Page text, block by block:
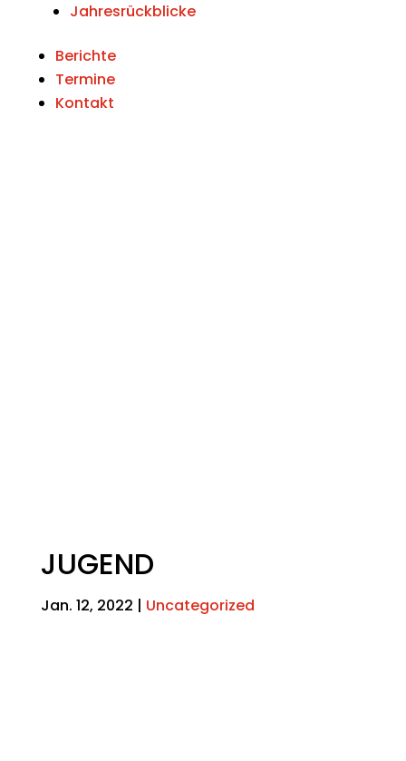
Jahresrückblicke
Berichte
Termine
Kontakt
JUGEND
Jan. 12, 2022 | Uncategorized